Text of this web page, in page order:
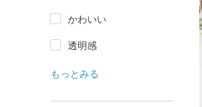
かわいい
透明感
もっとみる